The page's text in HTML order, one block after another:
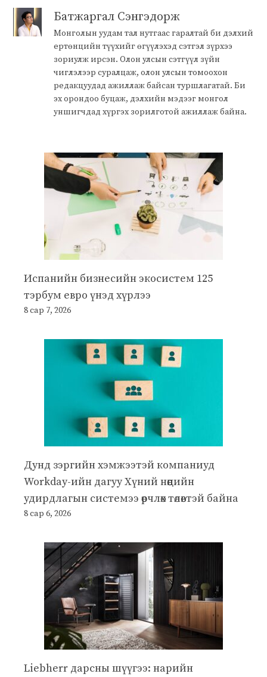
Батжаргал Сэнгэдорж
Монголын уудам тал нутгаас гаралтай би дэлхий
ертөнцийн түүхийг өгүүлэхэд сэтгэл зүрхээ
зориулж ирсэн. Олон улсын сэтгүүл зүйн
чиглэлээр суралцаж, олон улсын томоохон
редакцуудад ажиллаж байсан туршлагатай. Би
эх орондоо буцаж, дэлхийн мэдээг монгол
уншигчдад хүргэх зорилготой ажиллаж байна.
Испанийн бизнесийн экосистем 125
тэрбум евро үнэд хүрлээ
8 сар 7, 2026
Дунд зэргийн хэмжээтэй компаниуд
Workday-ийн дагуу Хүний нөөцийн
удирдлагын системээ өөрчлөх төлөвтэй байна
8 сар 6, 2026
Liebherr дарсны шүүгээ: нарийн